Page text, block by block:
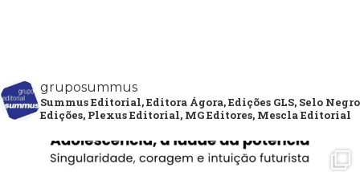
gruposummus
Summus Editorial, Editora Ágora, Edições GLS, Selo Negro
Edições, Plexus Editorial, MG Editores, Mescla Editorial